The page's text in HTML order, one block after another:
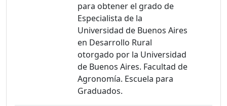
para obtener el grado de
Especialista de la
Universidad de Buenos Aires
en Desarrollo Rural
otorgado por la Universidad
de Buenos Aires. Facultad de
Agronomía. Escuela para
Graduados.